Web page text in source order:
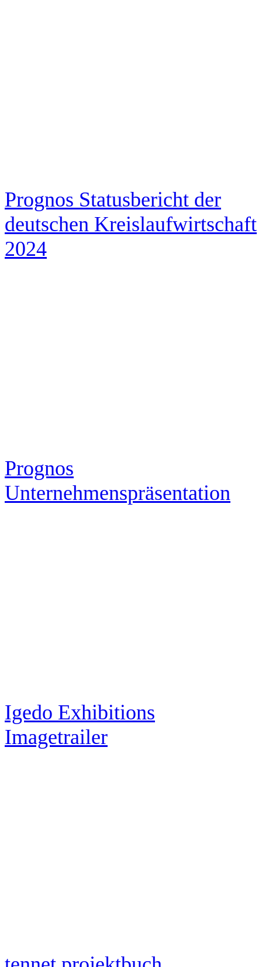
Prognos Statusbericht der
deutschen Kreislaufwirtschaft
2024
Prognos
Unternehmenspräsentation
Igedo Exhibitions
Imagetrailer